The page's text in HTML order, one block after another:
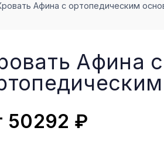
Афина с ортопедическим
Афина с
50292 ₽